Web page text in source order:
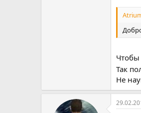
Чтобы
Так
Не